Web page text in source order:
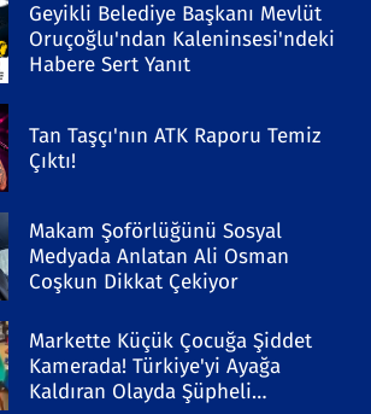
Geyikli Belediye Başkanı Mevlüt
Oruçoğlu'ndan Kaleninsesi'ndeki
Habere Sert Yanıt
Tan Taşçı'nın ATK Raporu Temiz
Çıktı!
Makam Şoförlüğünü Sosyal
Medyada Anlatan Ali Osman
Coşkun Dikkat Çekiyor
Markette Küçük Çocuğa Şiddet
Kamerada! Türkiye'yi Ayağa
Kaldıran Olayda Şüpheli